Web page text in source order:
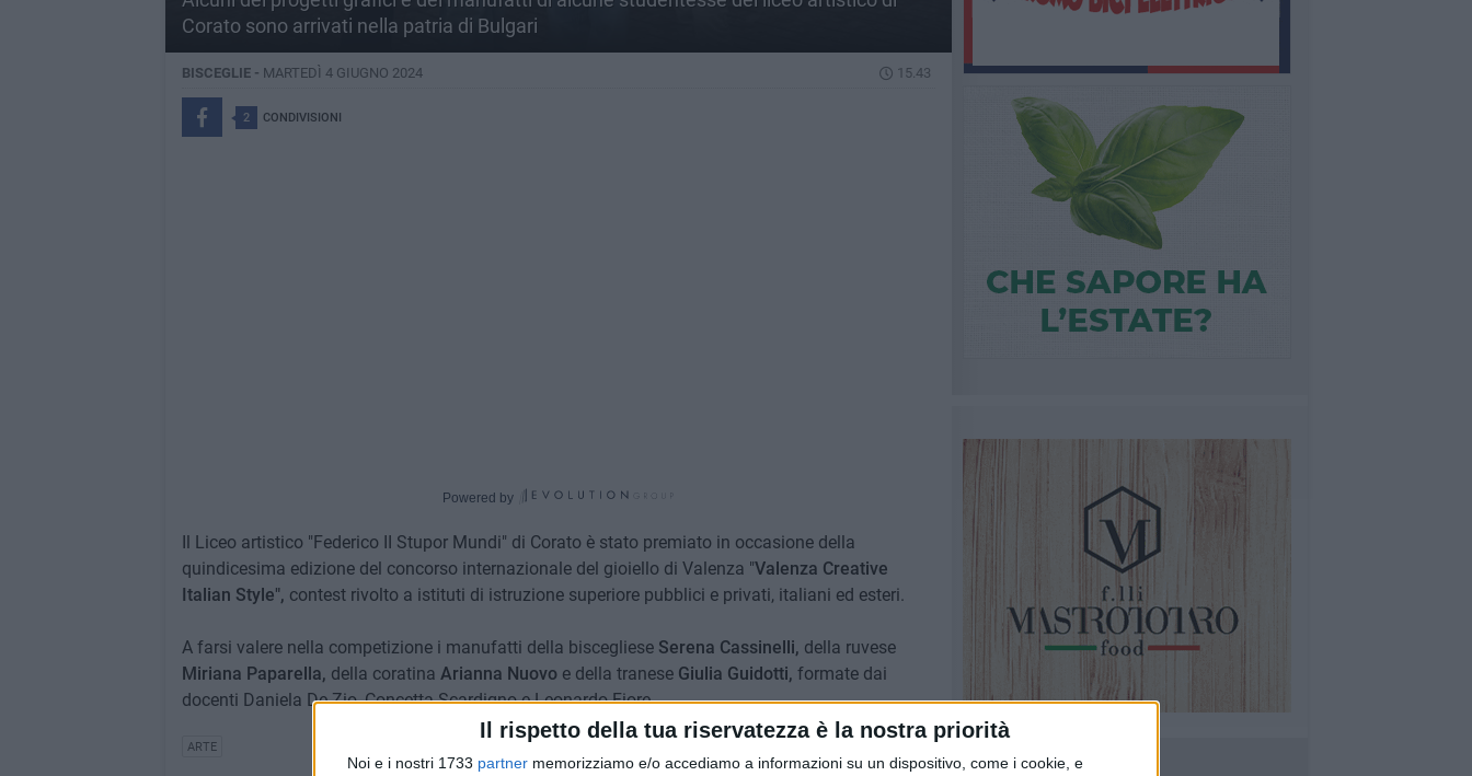
Il rispetto della tua riservatezza è la nostra priorità
Noi e i nostri 1733 partner memorizziamo e/o accediamo a informazioni su un dispositivo, come i cookie, e
Corato sono arrivati nella patria di Bulgari
BISCEGLIE - MARTEDÌ 4 GIUGNO 2024 15.43
2 CONDIVISIONI
Powered by
Il Liceo artistico "Federico II Stupor Mundi" di Corato è stato premiato in occasione della
quindicesima edizione del concorso internazionale del gioiello di Valenza "Valenza Creative
Italian Style", contest rivolto a istituti di istruzione superiore pubblici e privati, italiani ed esteri.
A farsi valere nella competizione i manufatti della biscegliese Serena Cassinelli, della ruvese
Miriana Paparella, della coratina Arianna Nuovoe della tranese Giulia Guidotti, formate dai
docenti Daniela De Zio, Concetta Scardigno e Leonardo Fiore.
ARTE